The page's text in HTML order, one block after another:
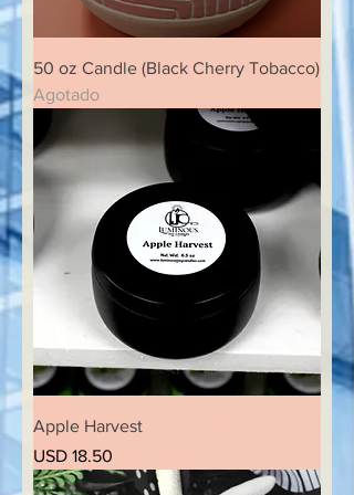
50 oz Candle (Black Cherry Tobacco)
Agotado
Apple Harvest
Precio
USD 18.50